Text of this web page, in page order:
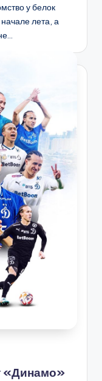
у белок
лета, а
«Динамо»